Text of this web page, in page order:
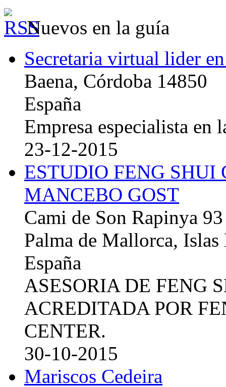
Nuevos en la guía
Secretaria virtual lider
Baena, Córdoba 14850
España
Empresa especialista en
23-12-2015
ESTUDIO FENG
MANCEBO GOST
Cami de Son Rapinya 93
Palma de Mallorca, Islas
España
ASESORIA DE FENG
ACREDITADA POR
CENTER.
30-10-2015
Mariscos Cedeira